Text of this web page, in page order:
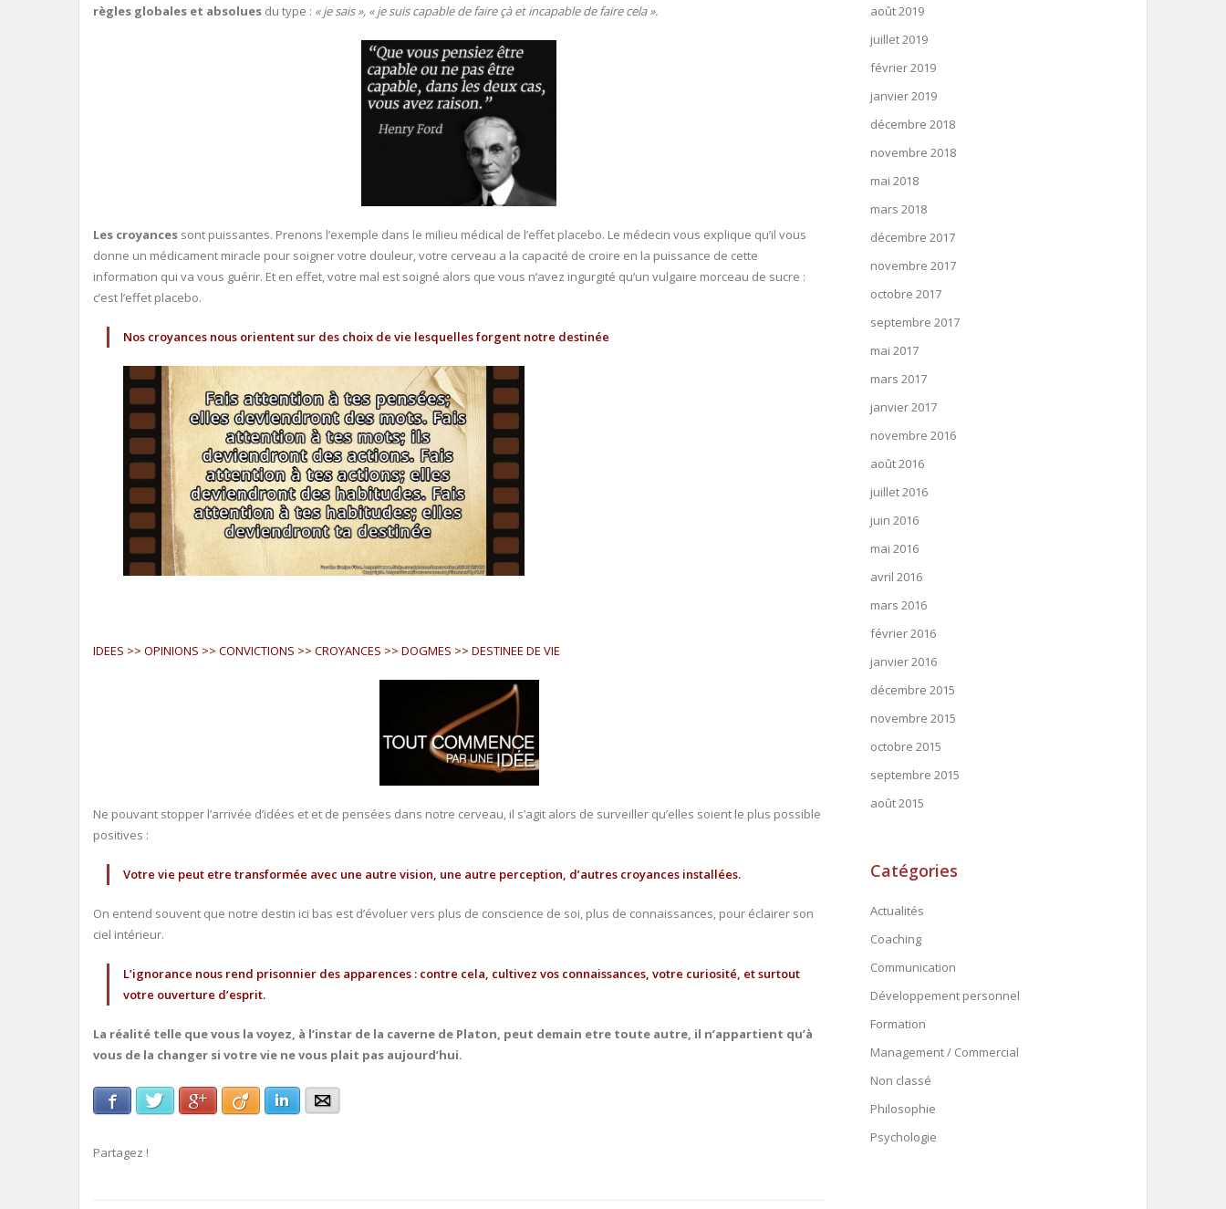
règles globales et absolues du type : « je sais », « je suis capable de faire çà et incapable de faire cela ».
Les croyances sont puissantes. Prenons l’exemple dans le milieu médical de l’effet placebo. Le médecin vous explique qu’il vous
donne un médicament miracle pour soigner votre douleur, votre cerveau a la capacité de croire en la puissance de cette
information qui va vous guérir. Et en effet, votre mal est soigné alors que vous n’avez ingurgité qu’un vulgaire morceau de sucre :
c’est l’effet placebo.
Nos croyances nous orientent sur des choix de vie lesquelles forgent notre destinée
IDEES >> OPINIONS >> CONVICTIONS >> CROYANCES >> DOGMES >> DESTINEE DE VIE
Ne pouvant stopper l’arrivée d’idées et et de pensées dans notre cerveau, il s’agit alors de surveiller qu’elles soient le plus possible
positives :
Votre vie peut etre transformée avec une autre vision, une autre perception, d’autres croyances installées.
On entend souvent que notre destin ici bas est d’évoluer vers plus de conscience de soi, plus de connaissances, pour éclairer son
ciel intérieur.
L’ignorance nous rend prisonnier des apparences : contre cela, cultivez vos connaissances, votre curiosité, et surtout
votre ouverture d’esprit.
La réalité telle que vous la voyez, à l’instar de la caverne de Platon, peut demain etre toute autre, il n’appartient qu’à
vous de la changer si votre vie ne vous plait pas aujourd’hui.
FacebookTwitterGoogle+ Viadeo LinkedInE-mail
Partagez !
août 2019
juillet 2019
février 2019
janvier 2019
décembre 2018
novembre 2018
mai 2018
mars 2018
décembre 2017
novembre 2017
octobre 2017
septembre 2017
mai 2017
mars 2017
janvier 2017
novembre 2016
août 2016
juillet 2016
juin 2016
mai 2016
avril 2016
mars 2016
février 2016
janvier 2016
décembre 2015
novembre 2015
octobre 2015
septembre 2015
août 2015
Catégories
Actualités
Coaching
Communication
Développement personnel
Formation
Management / Commercial
Non classé
Philosophie
Psychologie